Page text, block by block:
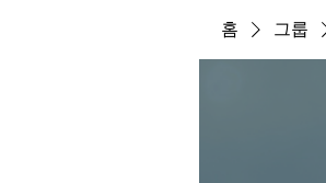
홈 그룹